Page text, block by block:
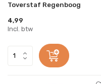
Toverstaf Regenboog
4,99
Incl. btw